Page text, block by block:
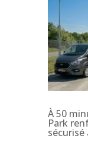
À 50
Park
sécurisé